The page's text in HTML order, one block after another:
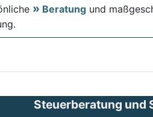
Beratung und
Steuerberatung und